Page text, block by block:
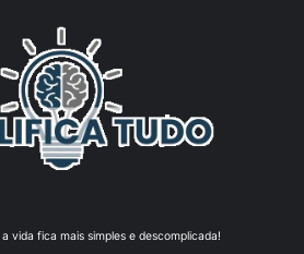
vida fica mais simples e descomplicada!